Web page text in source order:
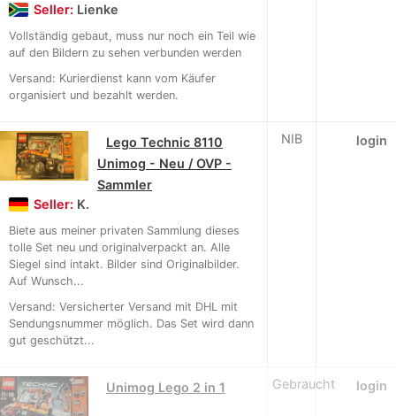
Seller: Lienke
Vollständig gebaut, muss nur noch ein Teil wie
auf den Bildern zu sehen verbunden werden
Versand: Kurierdienst kann vom Käufer
organisiert und bezahlt werden.
Lego Technic 8110
Unimog - Neu / OVP -
Sammler
Seller: K.
Biete aus meiner privaten Sammlung dieses
tolle Set neu und originalverpackt an. Alle
Siegel sind intakt. Bilder sind Originalbilder.
Auf Wunsch...
Versand: Versicherter Versand mit DHL mit
Sendungsnummer möglich. Das Set wird dann
gut geschützt...
NIB login
Unimog Lego 2 in 1 Gebraucht login